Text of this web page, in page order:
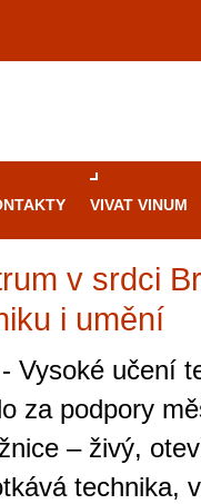
VIVAT VINUM
v srdci
i umění
- Vysoké učení
za podpory
– živý,
technika,
Průvodce
Brně: Od
Brno je
zajímavé
restaurace,
kde si